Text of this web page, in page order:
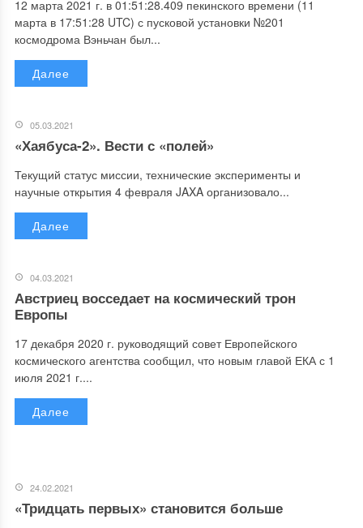
12 марта 2021 г. в 01:51:28.409 пекинского времени (11
марта в 17:51:28 UTC) с пусковой установки №201
космодрома Вэньчан был...
Далее
05.03.2021
«Хаябуса-2». Вести с «полей»
Текущий статус миссии, технические эксперименты и
научные открытия 4 февраля JAXA организовало...
Далее
04.03.2021
Австриец восседает на космический трон
Европы
17 декабря 2020 г. руководящий совет Европейского
космического агентства сообщил, что новым главой ЕКА с 1
июля 2021 г....
Далее
24.02.2021
«Тридцать первых» становится больше